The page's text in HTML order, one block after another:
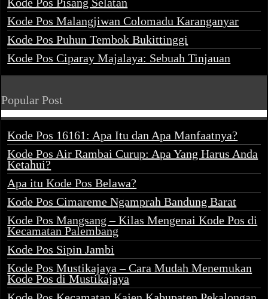
Kode Pos Malangjiwan Colomadu Karanganyar
Kode Pos Puhun Tembok Bukittinggi
Kode Pos Ciparay Majalaya: Sebuah Tinjauan
Popular Post
Kode Pos 16161: Apa Itu dan Apa Manfaatnya?
Kode Pos Air Rambai Curup: Apa Yang Harus Anda
Ketahui?
Apa itu Kode Pos Belawa?
Kode Pos Cimareme Ngamprah Bandung Barat
Kode Pos Mangsang – Kilas Mengenai Kode Pos di
Kecamatan Palembang
Kode Pos Sipin Jambi
Kode Pos Mustikajaya – Cara Mudah Menemukan
Kode Pos di Mustikajaya